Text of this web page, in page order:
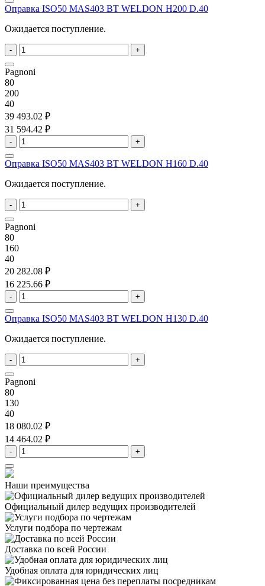
Оправка ISO50 MAS403 BT WELDON H200 D.40
Ожидается поступление.
- +
Pagnoni
80
200
40
39 493.02 ₽
31 594.42 ₽
- +
Оправка ISO50 MAS403 BT WELDON H160 D.40
Ожидается поступление.
- +
Pagnoni
80
160
40
20 282.08 ₽
16 225.66 ₽
- +
Оправка ISO50 MAS403 BT WELDON H130 D.40
Ожидается поступление.
- +
Pagnoni
80
130
40
18 080.02 ₽
14 464.02 ₽
- +
Наши преимущества
Официальный дилер ведущих производителей
Услуги подбора по чертежам
Доставка по всей России
Удобная оплата для юридических лиц